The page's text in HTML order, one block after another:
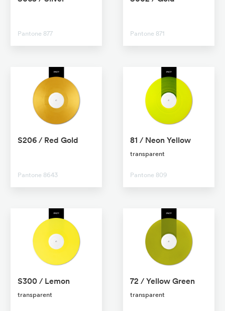
Pantone 877 Pantone 871
S206 / Red Gold
Pantone 8643
81 / Neon Yellow
transparent
Pantone 809
S300 / Lemon
transparent
72 / Yellow Green
transparent